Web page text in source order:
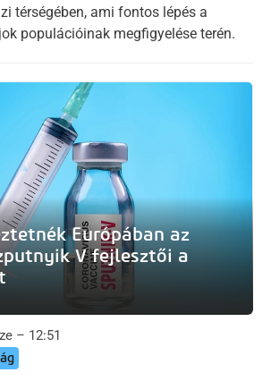
térségében, ami fontos lépés a
populációinak megfigyelése terén.
Európában az
V fejlesztői a
– 12:51